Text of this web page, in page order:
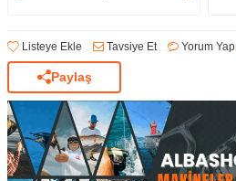
Listeye Ekle Tavsiye Et Yorum Yap
Paylaş